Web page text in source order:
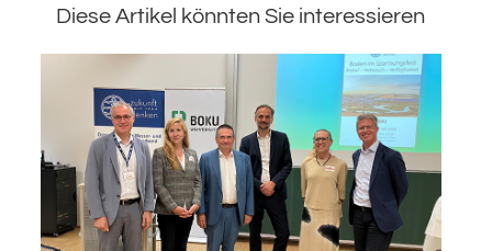
Diese Artikel könnten Sie interessieren